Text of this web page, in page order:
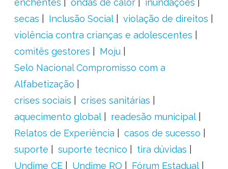
enchentes
ondas de calor
inundações
secas
Inclusão Social
violação de direitos
violência contra crianças e adolescentes
comitês gestores
Moju
Selo Nacional Compromisso com a
Alfabetização
crises sociais
crises sanitárias
aquecimento global
readesão municipal
Relatos de Experiência
casos de sucesso
suporte
suporte tecnico
tira dúvidas
Undime CE
Undime RO
Fórum Estadual